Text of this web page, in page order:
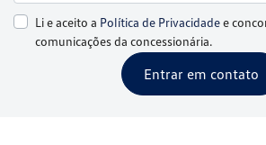
Li e aceito a Política de Privacidadee
comunicações da concessionária.
Entrar em contato